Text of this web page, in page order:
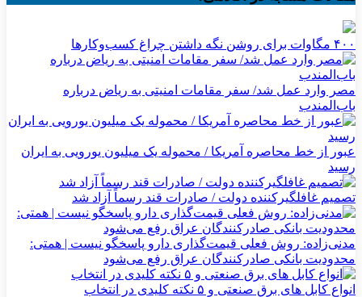
۴۰۰ مگاوات برای روشن نگه داشتن چراغ کسب‌وکار‌ها
مصر وارد عمل شد/ سفر مقامات امنیتی به ریاض درباره
باب‌المندب
عبور از خط محاصره آمریکا / محموله یک میلیون یورویی به ایران
رسید
تصمیم غافلگیرکننده دولت / صادرات قند رسماً آزاد شد
مدنی‌زاده: روش فعلی قیمت‌گذاری دارو پاسخگو نیست | همتی:
محدودیت بانکی صادرکنندگان عراق رفع می‌شود
انواع کابل های برق صنعتی و ۵ نکته کلیدی در انتخاب